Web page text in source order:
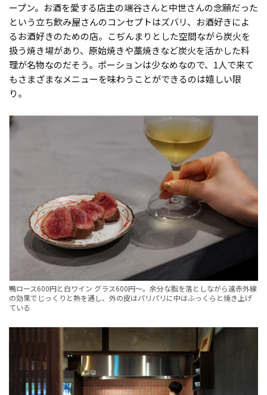
ープン。お酒を愛する店主の端谷さんと中世さんの念願だった
という立ち飲み屋さんのコンセプトはズバリ、お酒好きによ
るお酒好きのための店。こぢんまりとした空間ながら炭火を
扱う焼き場があり、原始焼きや藁焼きなど炭火を活かした料
理が名物なのだそう。ポーションは少なめなので、1人で来て
もさまざまなメニューを味わうことができるのは嬉しい限
り。
鴨ロース600円と白ワイン グラス600円〜。余分な脂を落としながら遠赤外線
の効果でじっくりと熱を通し、外の皮はパリパリに中はふっくらと焼き上げ
ている